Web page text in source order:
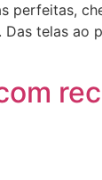
telas ao